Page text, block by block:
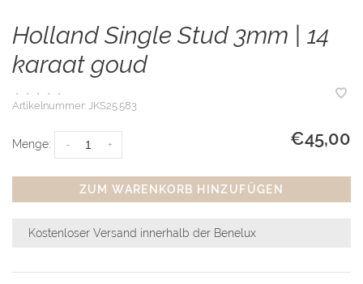
Holland Single Stud 3mm | 14
karaat goud
• • • •
•
Artikelnummer: JKS25.583
Menge: +
- €45,00
ZUM WARENKORB HINZUFÜGEN
Kostenloser Versand innerhalb der Benelux